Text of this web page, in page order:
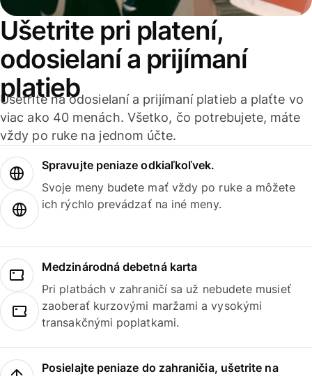
Ušetrite pri platení,
odosielaní a prijímaní
platieb
Ušetrite na odosielaní a prijímaní platieb a plaťte vo
viac ako 40 menách. Všetko, čo potrebujete, máte
vždy po ruke na jednom účte.
Spravujte peniaze odkiaľkoľvek.
Svoje meny budete mať vždy po ruke a môžete
ich rýchlo prevádzať na iné meny.
Medzinárodná debetná karta
Pri platbách v zahraničí sa už nebudete musieť
zaoberať kurzovými maržami a vysokými
transakčnými poplatkami.
Posielajte peniaze do zahraničia, ušetrite na